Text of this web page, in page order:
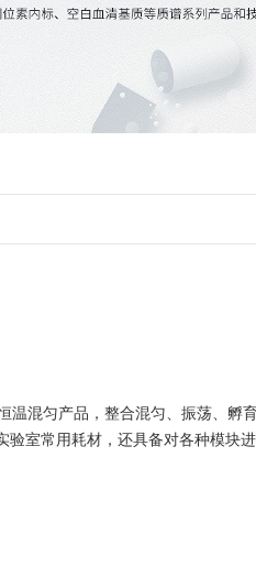
温混匀产品，整合混匀、振荡、孵
室常用耗材，还具备对各种模块